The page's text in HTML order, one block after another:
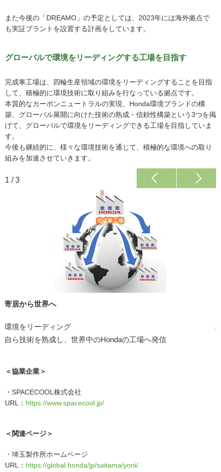
また今後の「DREAMO」の予定としては、2023年には海外拠点で
も実証プラントを設置する計画をしています。
グローバルで環境をリーディングする工場を目指す
完成車工場は、四輪生産領域の環境をリーディングすることを目指
して、積極的に環境技術に取り組みを行なっている拠点です。
本質的なカーボンニュートラルの実現、Honda環境ブランドの構
築、グローバル展開に向けた技術の熟成・信頼性構築という3つを掲
げて、グローバルで環境をリーディングできる工場を目指していま
す。
今後も継続的に、様々な環境技術を通じて、積極的な環境への取り
組みを加速させていきます。
寄居から世界へ
環境をリーディング
自ら技術を熟成し、世界中のHondaの工場へ発信
1 /3
＜協業企業＞
・SPACECOOL株式会社
URL： https://www.spacecool.jp/
＜関連ページ＞
・埼玉製作所ホームページ
URL： https://global.honda/jp/saitama/yorii/